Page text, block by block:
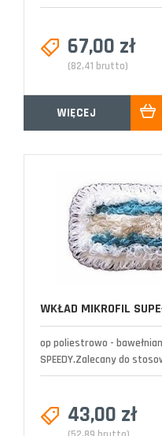
67,00 zł
(82,41 brutto)
WIĘCEJ
WKŁAD MIKROFIL
op poliestrowo -
SPEEDY.Zalecany do
43,00 zł